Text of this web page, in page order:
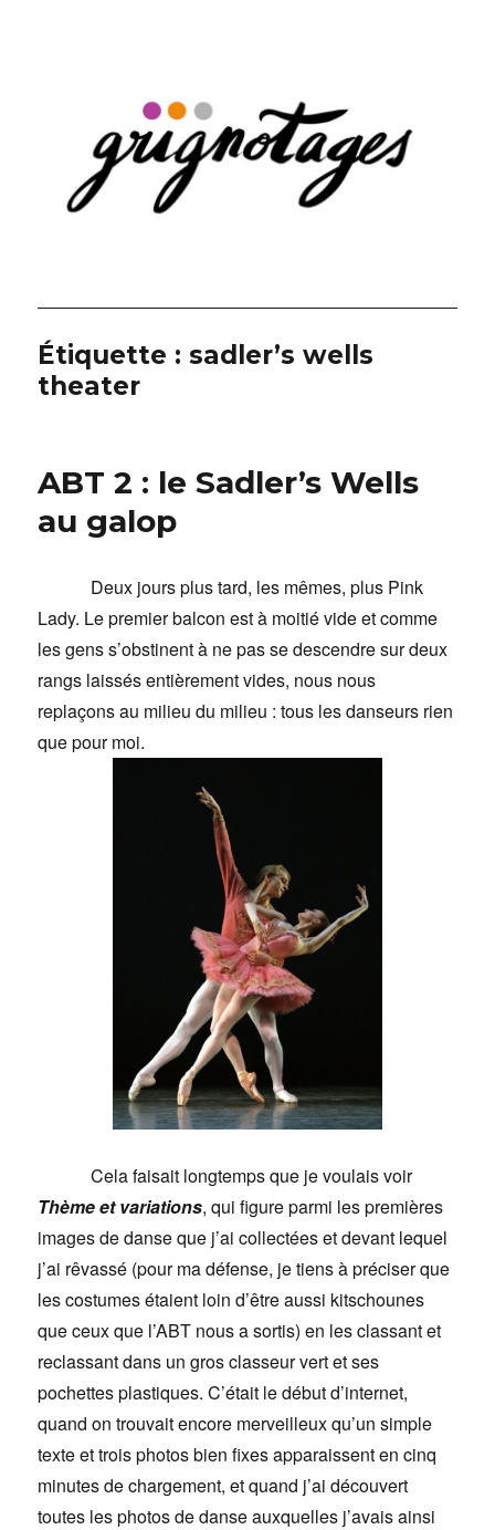
Étiquette :sadler’s wells
theater
ABT 2 : le Sadler’s Wells
au galop
Deux jours plus tard, les mêmes, plus Pink
Lady. Le premier balcon est à moitié vide et comme
les gens s’obstinent à ne pas se descendre sur deux
rangs laissés entièrement vides, nous nous
replaçons au milieu du milieu : tous les danseurs rien
que pour moi.
Cela faisait longtemps que je voulais voir
Thème et variations, qui figure parmi les premières
images de danse que j’ai collectées et devant lequel
j’ai rêvassé (pour ma défense, je tiens à préciser que
les costumes étaient loin d’être aussi kitschounes
que ceux que l’ABT nous a sortis) en les classant et
reclassant dans un gros classeur vert et ses
pochettes plastiques. C’était le début d’internet,
quand on trouvait encore merveilleux qu’un simple
texte et trois photos bien fixes apparaissent en cinq
minutes de chargement, et quand j’ai découvert
toutes les photos de danse auxquelles j’avais ainsi